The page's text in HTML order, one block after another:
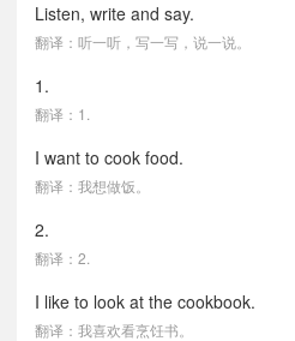
Listen, write and say.
翻译：听一听，写一写，说一说。
1.
翻译：1.
I want to cook food.
翻译：我想做饭。
2.
翻译：2.
I like to look at the cookbook.
翻译：我喜欢看烹饪书。